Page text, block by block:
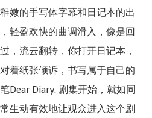
嫩的手写体字幕和日记本的出
轻盈欢快的曲调滑入，像是回
，流云翻转，你打开日记本，
着纸张倾诉，书写属于自己的
Dear Diary. 剧集开始，就如同
生动有效地让观众进入这个剧